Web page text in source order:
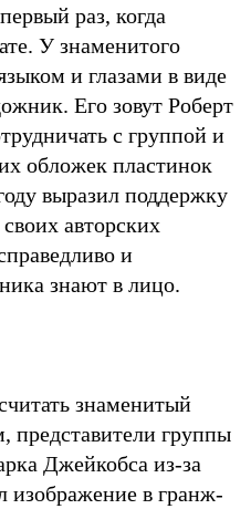
раз, когда
У знаменитого
и глазами в виде
Его зовут Роберт
с группой и
обложек пластинок
выразил поддержку
авторских
и
знают в лицо.
знаменитый
представители группы
Джейкобса из-за
изображение в гранж-